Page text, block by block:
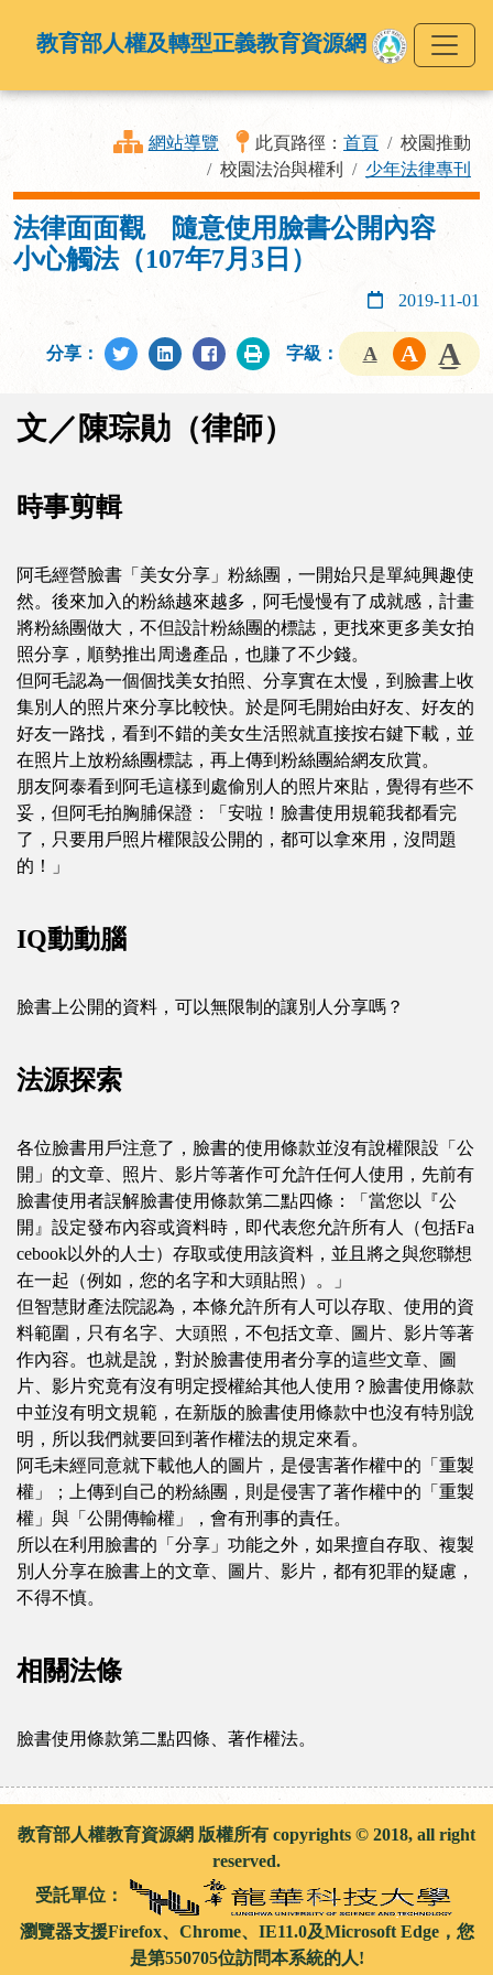
教育部人權及轉型正義教育資源網
網站導覽 此頁路徑： 首頁
校園推動
校園法治與權利
少年法律專刊
法律面面觀 隨意使用臉書公開內容
小心觸法（107年7月3日）
2019-11-01
分享： 字級：
文／陳琮勛（律師）
時事剪輯
阿毛經營臉書「美女分享」粉絲團，一開始只是單純興趣使
然。後來加入的粉絲越來越多，阿毛慢慢有了成就感，計畫
將粉絲團做大，不但設計粉絲團的標誌，更找來更多美女拍
照分享，順勢推出周邊產品，也賺了不少錢。
但阿毛認為一個個找美女拍照、分享實在太慢，到臉書上收
集別人的照片來分享比較快。於是阿毛開始由好友、好友的
好友一路找，看到不錯的美女生活照就直接按右鍵下載，並
在照片上放粉絲團標誌，再上傳到粉絲團給網友欣賞。
朋友阿泰看到阿毛這樣到處偷別人的照片來貼，覺得有些不
妥，但阿毛拍胸脯保證：「安啦！臉書使用規範我都看完
了，只要用戶照片權限設公開的，都可以拿來用，沒問題
的！」
IQ動動腦
臉書上公開的資料，可以無限制的讓別人分享嗎？
法源探索
各位臉書用戶注意了，臉書的使用條款並沒有說權限設「公
開」的文章、照片、影片等著作可允許任何人使用，先前有
臉書使用者誤解臉書使用條款第二點四條：「當您以『公
開』設定發布內容或資料時，即代表您允許所有人（包括Fa
cebook以外的人士）存取或使用該資料，並且將之與您聯想
在一起（例如，您的名字和大頭貼照）。」
但智慧財產法院認為，本條允許所有人可以存取、使用的資
料範圍，只有名字、大頭照，不包括文章、圖片、影片等著
作內容。也就是說，對於臉書使用者分享的這些文章、圖
片、影片究竟有沒有明定授權給其他人使用？臉書使用條款
中並沒有明文規範，在新版的臉書使用條款中也沒有特別說
明，所以我們就要回到著作權法的規定來看。
阿毛未經同意就下載他人的圖片，是侵害著作權中的「重製
權」；上傳到自己的粉絲團，則是侵害了著作權中的「重製
權」與「公開傳輸權」，會有刑事的責任。
所以在利用臉書的「分享」功能之外，如果擅自存取、複製
別人分享在臉書上的文章、圖片、影片，都有犯罪的疑慮，
不得不慎。
相關法條
臉書使用條款第二點四條、著作權法。
教育部人權教育資源網 版權所有 copyrights © 2018, all right
reserved.
受託單位：
瀏覽器支援Firefox、Chrome、IE11.0及Microsoft Edge，您
是第550705位訪問本系統的人!